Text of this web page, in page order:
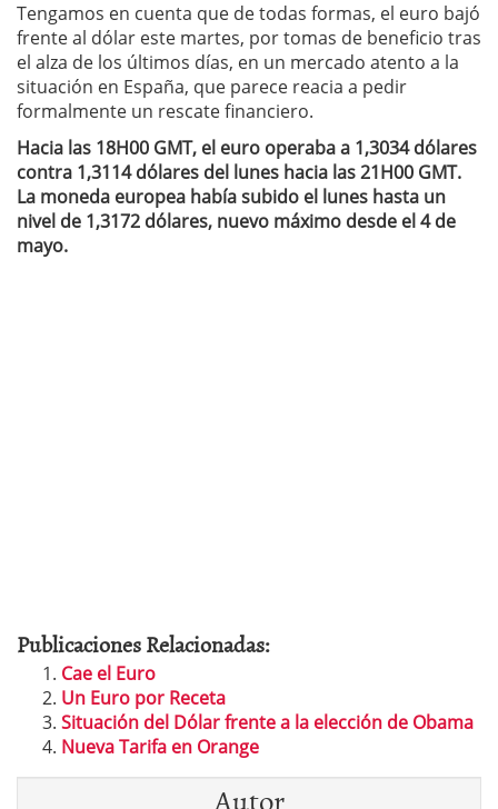
Tengamos en cuenta que de todas formas, el euro bajó
frente al dólar este martes, por tomas de beneficio tras
el alza de los últimos días, en un mercado atento a la
situación en España, que parece reacia a pedir
formalmente un rescate financiero.
Hacia las 18H00 GMT, el euro operaba a 1,3034 dólares
contra 1,3114 dólares del lunes hacia las 21H00 GMT.
La moneda europea había subido el lunes hasta un
nivel de 1,3172 dólares, nuevo máximo desde el 4 de
mayo.
Publicaciones Relacionadas:
Cae el Euro
Un Euro por Receta
Situación del Dólar frente a la elección de Obama
Nueva Tarifa en Orange
Autor